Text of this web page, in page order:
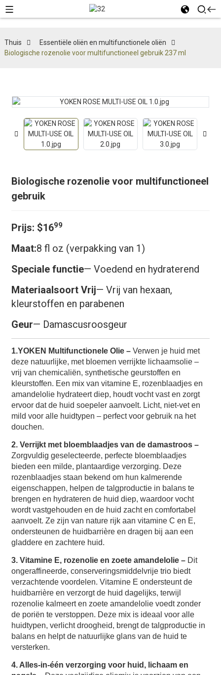
Thuis
Essentiële oliën en multifunctionele oliën
Biologische rozenolie voor multifunctioneel gebruik 237 ml
Biologische rozenolie voor multifunctioneel
gebruik
Prijs: $1699
Maat:8 fl oz (verpakking van 1)
Speciale functie— Voedend en hydraterend
Materiaalsoort Vrij— Vrij van hexaan,
kleurstoffen en parabenen
Geur— Damascusroosgeur
1.YOKEN Multifunctionele Olie –Verwen je huid met
deze natuurlijke, met bloemen verrijkte lichaamsolie –
vrij van chemicaliën, synthetische geurstoffen en
kleurstoffen. Een mix van vitamine E, rozenblaadjes en
amandelolie hydrateert diep, houdt vocht vast en zorgt
ervoor dat de huid soepeler aanvoelt. Licht, niet-vet en
mild voor alle huidtypen – perfect voor gebruik na het
douchen.
2. Verrijkt met bloemblaadjes van de damastroos –
Zorgvuldig geselecteerde, perfecte bloemblaadjes
bieden een milde, plantaardige verzorging. Deze
rozenblaadjes staan ​​bekend om hun kalmerende
eigenschappen, helpen de talgproductie in balans te
brengen en hydrateren de huid diep, waardoor vocht
wordt vastgehouden en de huid zacht en comfortabel
aanvoelt. Ze zijn van nature rijk aan vitamine C en E,
ondersteunen de huidbarrière en dragen bij aan een
gladdere en zachtere huid.
3. Vitamine E, rozenolie en zoete amandelolie –Dit
ongeraffineerde, conserveringsmiddelvrije trio biedt
verzachtende voordelen. Vitamine E ondersteunt de
huidbarrière en verzorgt de huid dagelijks, terwijl
rozenolie kalmeert en zoete amandelolie voedt zonder
de poriën te verstoppen. Deze mix is ​​ideaal voor alle
huidtypen, verlicht droogheid, brengt de talgproductie in
balans en helpt de natuurlijke glans van de huid te
versterken.
4. Alles-in-één verzorging voor huid, lichaam en